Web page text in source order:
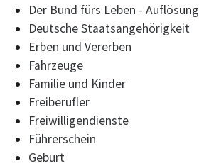
Der Bund fürs Leben - Auflösung
Deutsche Staatsangehörigkeit
Erben und Vererben
Fahrzeuge
Familie und Kinder
Freiberufler
Freiwilligendienste
Führerschein
Geburt